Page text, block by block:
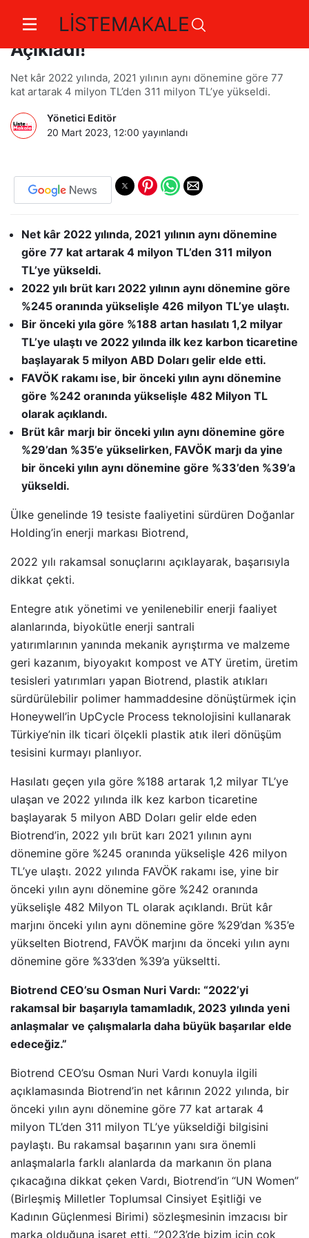
LİSTEMAKALE
Biotrend Güçlü Kar Rakamlarını
Açıkladı!
Net kâr 2022 yılında, 2021 yılının aynı dönemine göre 77
kat artarak 4 milyon TL’den 311 milyon TL’ye yükseldi.
Yönetici Editör
20 Mart 2023, 12:00 yayınlandı
Net kâr 2022 yılında, 2021 yılının aynı dönemine
göre 77 kat artarak 4 milyon TL’den 311 milyon
TL’ye yükseldi.
2022 yılı brüt karı 2022 yılının aynı dönemine göre
%245 oranında yükselişle 426 milyon TL’ye ulaştı.
Bir önceki yıla göre %188 artan hasılatı 1,2 milyar
TL’ye ulaştı ve 2022 yılında ilk kez karbon ticaretine
başlayarak 5 milyon ABD Doları gelir elde etti.
FAVÖK rakamı ise, bir önceki yılın aynı dönemine
göre %242 oranında yükselişle 482 Milyon TL
olarak açıklandı.
Brüt kâr marjı bir önceki yılın aynı dönemine göre
%29’dan %35’e yükselirken, FAVÖK marjı da yine
bir önceki yılın aynı dönemine göre %33’den %39’a
yükseldi.
Ülke genelinde 19 tesiste faaliyetini sürdüren Doğanlar
Holding’in enerji markası Biotrend,
2022 yılı rakamsal sonuçlarını açıklayarak, başarısıyla
dikkat çekti.
Entegre atık yönetimi ve yenilenebilir enerji faaliyet
alanlarında, biyokütle enerji santrali
yatırımlarının yanında mekanik ayrıştırma ve malzeme
geri kazanım, biyoyakıt kompost ve ATY üretim, üretim
tesisleri yatırımları yapan Biotrend, plastik atıkları
sürdürülebilir polimer hammaddesine dönüştürmek için
Honeywell’in UpCycle Process teknolojisini kullanarak
Türkiye’nin ilk ticari ölçekli plastik atık ileri dönüşüm
tesisini kurmayı planlıyor.
Hasılatı geçen yıla göre %188 artarak 1,2 milyar TL’ye
ulaşan ve 2022 yılında ilk kez karbon ticaretine
başlayarak 5 milyon ABD Doları gelir elde eden
Biotrend’in, 2022 yılı brüt karı 2021 yılının aynı
dönemine göre %245 oranında yükselişle 426 milyon
TL’ye ulaştı. 2022 yılında FAVÖK rakamı ise, yine bir
önceki yılın aynı dönemine göre %242 oranında
yükselişle 482 Milyon TL olarak açıklandı. Brüt kâr
marjını önceki yılın aynı dönemine göre %29’dan %35’e
yükselten Biotrend, FAVÖK marjını da önceki yılın aynı
dönemine göre %33’den %39’a yükseltti.
Biotrend CEO’su Osman Nuri Vardı: “2022’yi
rakamsal bir başarıyla tamamladık, 2023 yılında yeni
anlaşmalar ve çalışmalarla daha büyük başarılar elde
edeceğiz.”
Biotrend CEO’su Osman Nuri Vardı konuyla ilgili
açıklamasında Biotrend’in net kârının 2022 yılında, bir
önceki yılın aynı dönemine göre 77 kat artarak 4
milyon TL’den 311 milyon TL’ye yükseldiği bilgisini
paylaştı. Bu rakamsal başarının yanı sıra önemli
anlaşmalarla farklı alanlarda da markanın ön plana
çıkacağına dikkat çeken Vardı, Biotrend’in “UN Women”
(Birleşmiş Milletler Toplumsal Cinsiyet Eşitliği ve
Kadının Güçlenmesi Birimi) sözleşmesinin imzacısı bir
marka olduğuna işaret etti. “2023’de bizim için çok